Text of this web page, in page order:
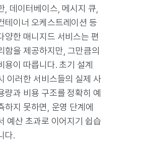
, 데이터베이스, 메시지 큐,
테이너 오케스트레이션 등
양한 매니지드 서비스는 편
함을 제공하지만, 그만큼의
용이 따릅니다. 초기 설계
이러한 서비스들의 실제 사
량과 비용 구조를 정확히 예
하지 못하면, 운영 단계에
예산 초과로 이어지기 쉽습
다.